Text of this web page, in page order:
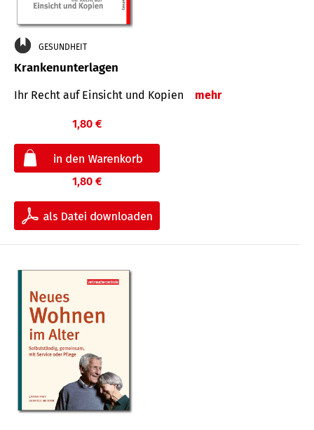
GESUNDHEIT
Krankenunterlagen
Ihr Recht auf Einsicht und Kopien mehr
1,80 €
1,80 €